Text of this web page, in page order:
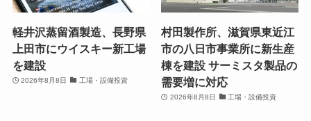
軽井沢蒸留酒製造、長野県
上田市にウイスキー新工場
を建設
2026年8月8日 工場・設備投資
村田製作所、滋賀県東近江
市の八日市事業所に新生産
棟を建設 サーミスタ製品の
需要増に対応
2026年8月8日 工場・設備投資